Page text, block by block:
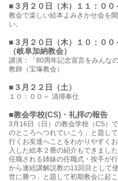
■３月２０ 日（木）１１：００
教会で楽しい絵本よみきかせ会を
い。
■３月２０ 日（木）１０：０
（岐阜加納教会）
講演：「80周年記念宣言をみんな
教師（宝塚教会）
■３月２２日（土）
１０：００～ 清掃奉仕
■教会学校(CS)・礼拝の報告
3月16日（日）の教会学校（CS）
のところへつれていこう」と題し
行くお友達へことをわかりやすく
入した絵本２冊の紹介もできまし
任職される姉妹の任職式・按手が
から連続講解説教の11回目として
世に勝つ」と題して初期教会に起